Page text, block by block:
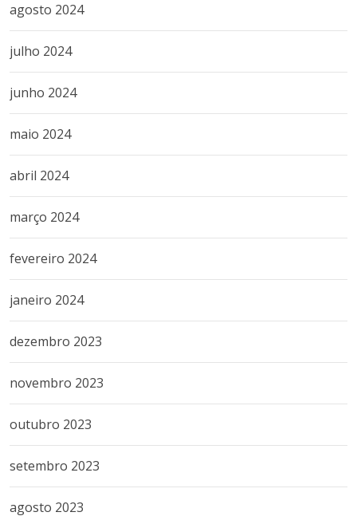
agosto 2024
julho 2024
junho 2024
maio 2024
abril 2024
março 2024
fevereiro 2024
janeiro 2024
dezembro 2023
novembro 2023
outubro 2023
setembro 2023
agosto 2023